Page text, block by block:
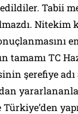
Tabii
tamamı TC
şerefiye